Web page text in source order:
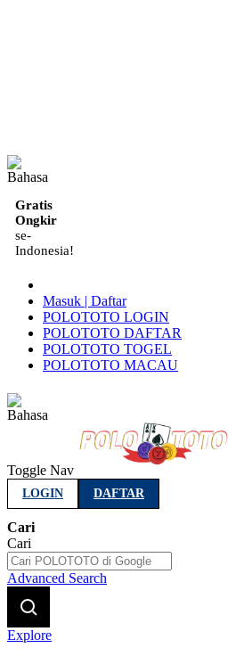
Gratis
Ongkir
se-
Indonesia!
Masuk | Daftar
POLOTOTO LOGIN
POLOTOTO DAFTAR
POLOTOTO TOGEL
POLOTOTO MACAU
Toggle Nav
LOGIN DAFTAR
Cari
Cari
Advanced Search
Explore